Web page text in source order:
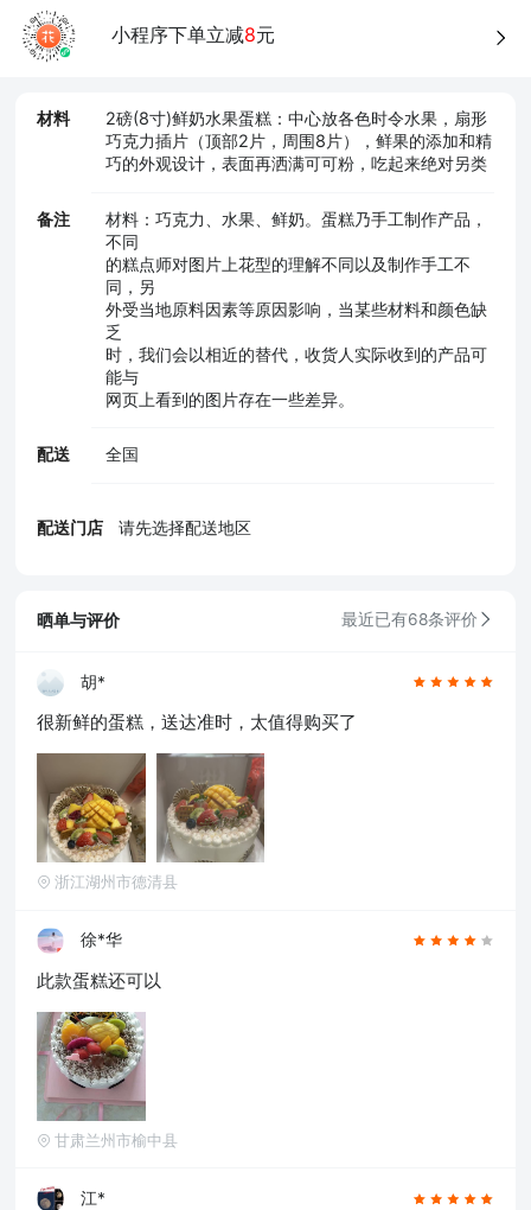
小程序下单立减8元
材料
2磅(8寸)鲜奶水果蛋糕：中心放各色时令水果，扇形
巧克力插片（顶部2片，周围8片），鲜果的添加和精
巧的外观设计，表面再洒满可可粉，吃起来绝对另类
备注
材料：巧克力、水果、鲜奶。蛋糕乃手工制作产品，
不同
的糕点师对图片上花型的理解不同以及制作手工不
同，另
外受当地原料因素等原因影响，当某些材料和颜色缺
乏
时，我们会以相近的替代，收货人实际收到的产品可
能与
网页上看到的图片存在一些差异。
配送 全国
配送门店 请先选择配送地区
晒单与评价 最近已有68条评价
胡*
很新鲜的蛋糕，送达准时，太值得购买了
浙江湖州市德清县
徐*华
此款蛋糕还可以
甘肃兰州市榆中县
江*